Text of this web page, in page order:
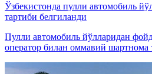
Ўзбекистонда пулли автомобиль
тартиби белгиланди
Пулли автомобиль йўлларидан
оператор билан оммавий шартнома